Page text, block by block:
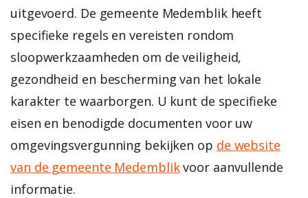
uitgevoerd. De gemeente Medemblik heeft
specifieke regels en vereisten rondom
sloopwerkzaamheden om de veiligheid,
gezondheid en bescherming van het lokale
karakter te waarborgen. U kunt de specifieke
eisen en benodigde documenten voor uw
omgevingsvergunning bekijken op de website
van de gemeente Medemblikvoor aanvullende
informatie.